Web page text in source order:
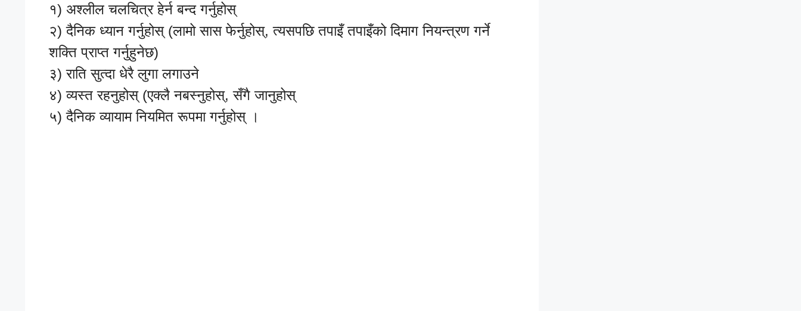
१) अश्लील चलचित्र हेर्न बन्द गर्नुहोस्
२) दैनिक ध्यान गर्नुहोस् (लामो सास फेर्नुहोस्, त्यसपछि तपाइँ तपाइँको दिमाग नियन्त्रण गर्ने
शक्ति प्राप्त गर्नुहुनेछ)
३) राति सुत्दा धेरै लुगा लगाउने
४) व्यस्त रहनुहोस् (एक्लै नबस्नुहोस्, सँगै जानुहोस्
५) दैनिक व्यायाम नियमित रूपमा गर्नुहोस् ।